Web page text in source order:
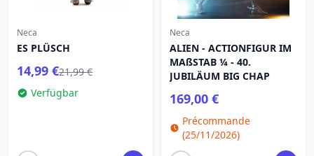
Neca
ES PLÜSCH
14,99 €21,99 €
Verfügbar
Neca
ALIEN - ACTIONFIGUR IM
MAßSTAB ¼ - 40.
JUBILÄUM BIG CHAP
169,00 €
Précommande
(25/11/2026)